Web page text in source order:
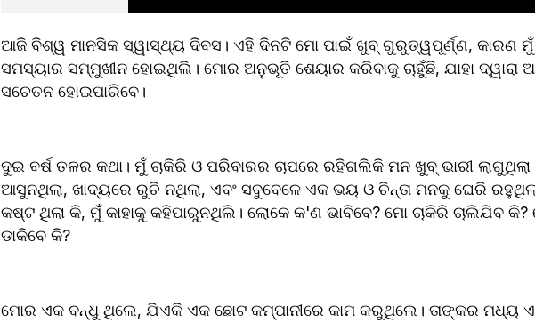
ଆଜି ବିଶ୍ୱ ମାନସିକ ସ୍ୱାସ୍ଥ୍ୟ ଦିବସ। ଏହି ଦିନଟି ମୋ ପାଇଁ ଖୁବ୍ ଗୁରୁତ୍ୱପୂର୍ଣ୍ଣ, କାରଣ ମୁଁ
ସମସ୍ୟାର ସମ୍ମୁଖୀନ ହୋଇଥିଲି। ମୋର ଅନୁଭୂତି ଶେୟାର କରିବାକୁ ଚାହୁଁଛି, ଯାହା ଦ୍ୱାରା
ସଚେତନ ହୋଇପାରିବେ।
ଦୁଇ ବର୍ଷ ତଳର କଥା। ମୁଁ ଚାକିରି ଓ ପରିବାରର ଚାପରେ ରହିଗଲିକି ମନ ଖୁବ୍ ଭାରୀ ଲାଗୁଥିଲା।
ଆସୁନଥିଲା, ଖାଦ୍ୟରେ ରୁଚି ନଥିଲା, ଏବଂ ସବୁବେଳେ ଏକ ଭୟ ଓ ଚିନ୍ତା ମନକୁ ଘେରି
କଷ୍ଟ ଥିଲା କି, ମୁଁ କାହାକୁ କହିପାରୁନଥିଲି। ଲୋକେ କ'ଣ ଭାବିବେ? ମୋ ଚାକିରି ଚାଲିଯିବ
ଡାକିବେ କି?
ମୋର ଏକ ବନ୍ଧୁ ଥିଲେ, ଯିଏକି ଏକ ଛୋଟ କମ୍ପାନୀରେ କାମ କରୁଥିଲେ। ତାଙ୍କର ମଧ୍ୟ